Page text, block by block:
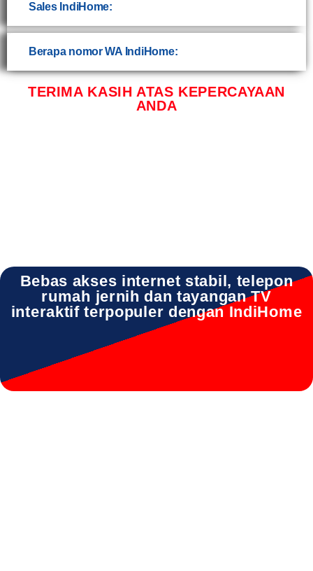
Sales IndiHome:
Berapa nomor WA IndiHome:
TERIMA KASIH ATAS KEPERCAYAAN
ANDA
Bebas akses internet stabil, telepon
rumah jernih dan tayangan TV
interaktif terpopuler dengan IndiHome